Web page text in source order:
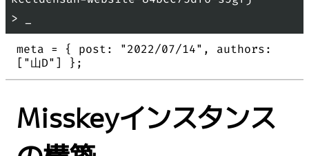
> _
meta = { post: "2022/07/14"
authors:
[ "山D" ] };
Misskeyインスタンス